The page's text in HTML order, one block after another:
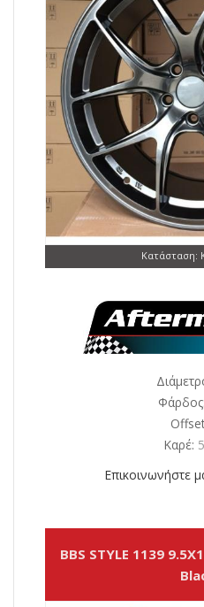
Κατάσταση:
Φάρδος:
Καρέ:
Επικοινωνήστε
BBS STYLE 1139